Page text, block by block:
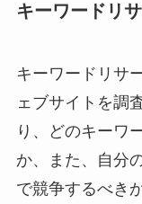
キーワードリ
キーワードリサ
ェブサイトを調
り、どのキーワ
か、また、自分
で競争するべき